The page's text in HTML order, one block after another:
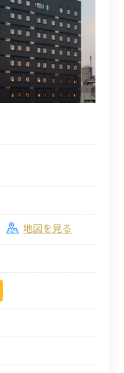
地図を見る